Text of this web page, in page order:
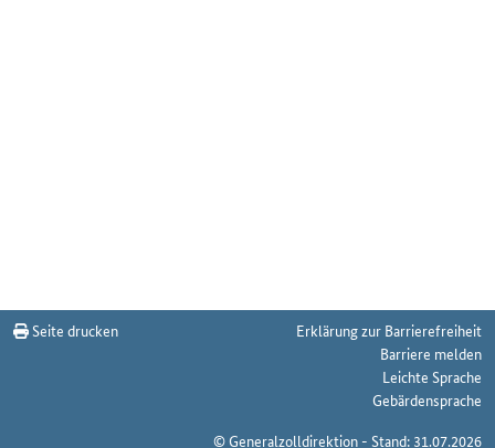
Seite drucken
Erklärung zur Barrierefreiheit
Barriere melden
Leichte Sprache
Gebärdensprache
© Generalzolldirektion - Stand: 31.07.2026